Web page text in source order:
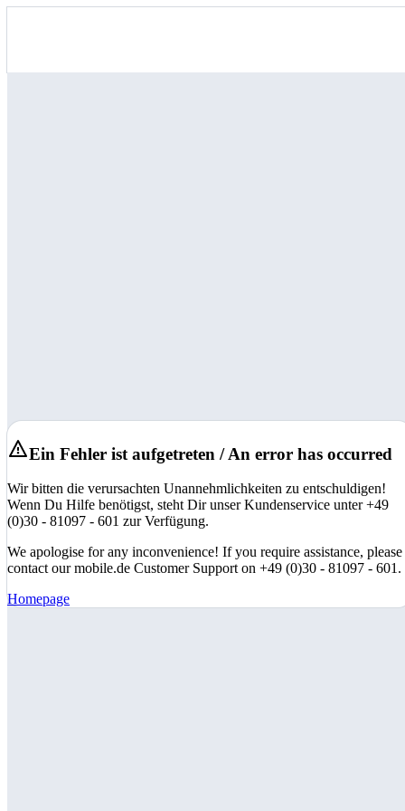
Ein Fehler ist aufgetreten / An error has occurred
Wir bitten die verursachten Unannehmlichkeiten zu entschuldigen!
Wenn Du Hilfe benötigst, steht Dir unser Kundenservice unter +49
(0)30 - 81097 - 601 zur Verfügung.
We apologise for any inconvenience! If you require assistance, please
contact our mobile.de Customer Support on +49 (0)30 - 81097 - 601.
Homepage